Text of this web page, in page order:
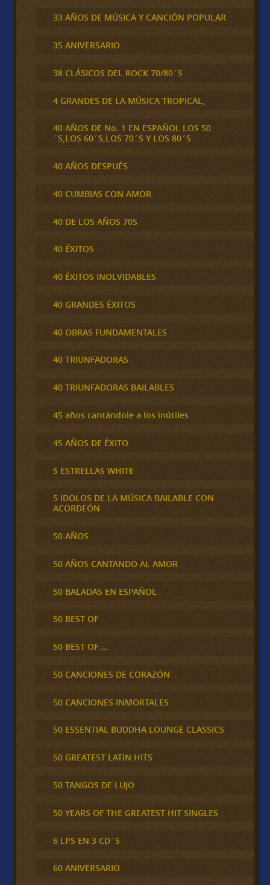
33 AÑOS DE MÚSICA Y CANCIÓN POPULAR
35 ANIVERSARIO
38 CLÁSICOS DEL ROCK 70/80´S
4 GRANDES DE LA MÚSICA TROPICAL,
40 AÑOS DE No. 1 EN ESPAÑOL LOS 50
´S,LOS 60´S,LOS 70´S Y LOS 80´S
40 AÑOS DESPUÉS
40 CUMBIAS CON AMOR
40 DE LOS AÑOS 70S
40 ÉXITOS
40 ÉXITOS INOLVIDABLES
40 GRANDES ÉXITOS
40 OBRAS FUNDAMENTALES
40 TRIUNFADORAS
40 TRIUNFADORAS BAILABLES
45 años cantándole a los inútiles
45 AÑOS DE ÉXITO
5 ESTRELLAS WHITE
5 IDOLOS DE LA MÚSICA BAILABLE CON
ACORDEÓN
50 AÑOS
50 AÑOS CANTANDO AL AMOR
50 BALADAS EN ESPAÑOL
50 BEST OF
50 BEST OF …
50 CANCIONES DE CORAZÓN
50 CANCIONES INMORTALES
50 ESSENTIAL BUDDHA LOUNGE CLASSICS
50 GREATEST LATIN HITS
50 TANGOS DE LUJO
50 YEARS OF THE GREATEST HIT SINGLES
6 LPS EN 3 CD´S
60 ANIVERSARIO